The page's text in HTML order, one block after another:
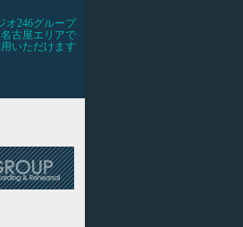
オ246グループ
古屋エリアで
いただけます